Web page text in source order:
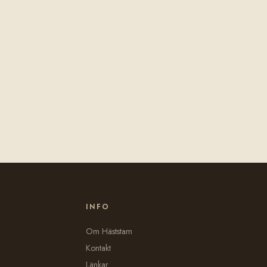
INFO
Om Häststam
Kontakt
Länkar